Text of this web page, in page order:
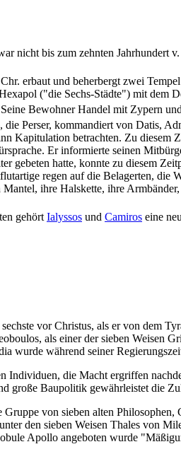
nicht bis zum zehnten
erbaut und beherbergt zwei
("die Sechs-Städte") mit dem
Bewohner Handel mit Zypern
Perser, kommandiert von Datis,
Kapitulation betrachten. Zu
Er informierte seinen
gebeten hatte, konnte zu diesem
regen auf die Belagerten,
ihre Halskette, ihre
gehört Ialyssos und Camiros eine
sechste vor Christus, als er von dem
als einer der sieben Weisen
wurde während seiner
Individuen, die Macht ergriffen
große Baupolitik gewährleistet die
Gruppe von sieben alten
den sieben Weisen Thales von
Apollo angeboten wurde